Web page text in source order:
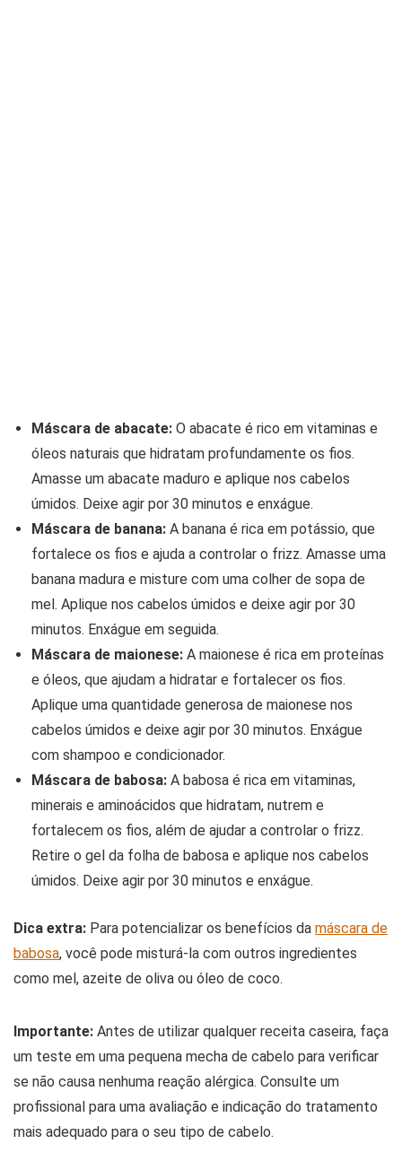
Máscara de abacate: O abacate é rico em vitaminas e
óleos naturais que hidratam profundamente os fios.
Amasse um abacate maduro e aplique nos cabelos
úmidos. Deixe agir por 30 minutos e enxágue.
Máscara de banana: A banana é rica em potássio, que
fortalece os fios e ajuda a controlar o frizz. Amasse uma
banana madura e misture com uma colher de sopa de
mel. Aplique nos cabelos úmidos e deixe agir por 30
minutos. Enxágue em seguida.
Máscara de maionese: A maionese é rica em proteínas
e óleos, que ajudam a hidratar e fortalecer os fios.
Aplique uma quantidade generosa de maionese nos
cabelos úmidos e deixe agir por 30 minutos. Enxágue
com shampoo e condicionador.
Máscara de babosa: A babosa é rica em vitaminas,
minerais e aminoácidos que hidratam, nutrem e
fortalecem os fios, além de ajudar a controlar o frizz.
Retire o gel da folha de babosa e aplique nos cabelos
úmidos. Deixe agir por 30 minutos e enxágue.
Dica extra: Para potencializar os benefícios da máscara de
babosa, você pode misturá-la com outros ingredientes
como mel, azeite de oliva ou óleo de coco.
Importante: Antes de utilizar qualquer receita caseira, faça
um teste em uma pequena mecha de cabelo para verificar
se não causa nenhuma reação alérgica. Consulte um
profissional para uma avaliação e indicação do tratamento
mais adequado para o seu tipo de cabelo.